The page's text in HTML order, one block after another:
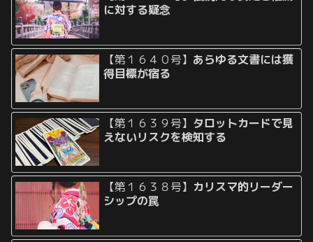
に対する疑念
【第１６４０号】 あらゆる文書には獲
得目標が宿る
【第１６３９号】 タロットカードで見
えないリスクを検知する
【第１６３８号】 カリスマ的リーダー
シップの罠